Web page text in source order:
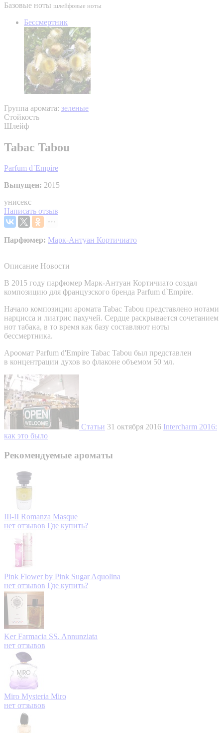
Базовые ноты шлейфовые ноты
Бессмертник
Группа аромата: зеленые
Стойкость
Шлейф
Tabac Tabou
Parfum d`Empire
Выпущен: 2015
унисекс
Написать отзыв
Парфюмер: Марк-Антуан Кортичиато
Описание Новости
В 2015 году парфюмер Марк-Антуан Кортичиато создал
композицию для французского бренда Parfum d`Empire.
Начало композиции аромата Tabac Tabou представлено нотами
нарцисса и лиатрис пахучей. Сердце раскрывается сочетанием
нот табака, в то время как базу составляют ноты
бессмертника.
Ароомат Parfum d'Empire Tabac Tabou был представлен
в концентрации духов во флаконе объемом 50 мл.
Статьи 31 октября 2016 Intercharm 2016:
как это было
Рекомендуемые ароматы
III-II Romanza Masque
нет отзывов Где купить?
Pink Flower by Pink Sugar Aquolina
нет отзывов Где купить?
Ker Farmacia SS. Annunziata
нет отзывов
Miro Mysteria Miro
нет отзывов